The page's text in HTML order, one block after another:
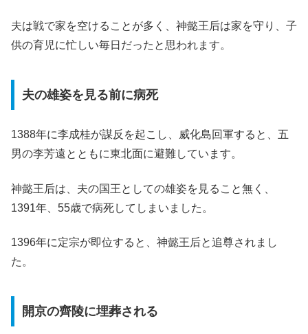
夫は戦で家を空けることが多く、神懿王后は家を守り、子
供の育児に忙しい毎日だったと思われます。
夫の雄姿を見る前に病死
1388年に李成桂が謀反を起こし、威化島回軍すると、五
男の李芳遠とともに東北面に避難しています。
神懿王后は、夫の国王としての雄姿を見ること無く、
1391年、55歳で病死してしまいました。
1396年に定宗が即位すると、神懿王后と追尊されまし
た。
開京の齊陵に埋葬される